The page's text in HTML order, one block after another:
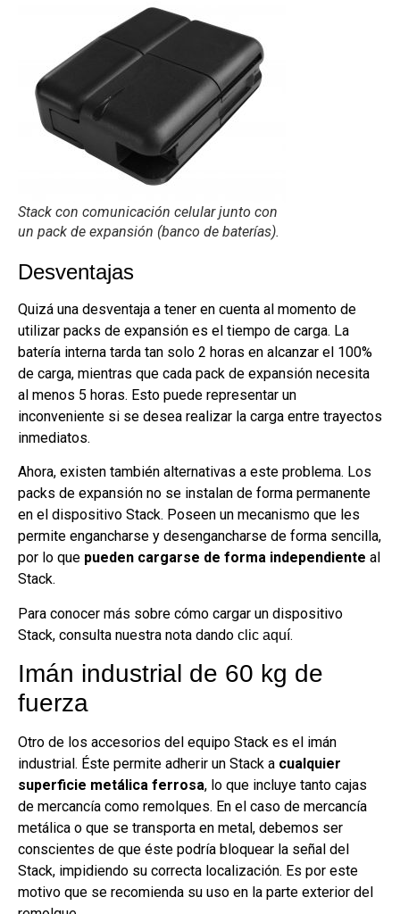
Stack con comunicación celular junto con
un pack de expansión (banco de baterías).
Desventajas
Quizá una desventaja a tener en cuenta al momento de
utilizar packs de expansión es el tiempo de carga. La
batería interna tarda tan solo 2 horas en alcanzar el 100%
de carga, mientras que cada pack de expansión necesita
al menos 5 horas. Esto puede representar un
inconveniente si se desea realizar la carga entre trayectos
inmediatos.
Ahora, existen también alternativas a este problema. Los
packs de expansión no se instalan de forma permanente
en el dispositivo Stack. Poseen un mecanismo que les
permite engancharse y desengancharse de forma sencilla,
por lo que pueden cargarse de forma independiente al
Stack.
Para conocer más sobre cómo cargar un dispositivo
Stack, consulta nuestra nota dando clic aquí.
Imán industrial de 60 kg de
fuerza
Otro de los accesorios del equipo Stack es el imán
industrial. Éste permite adherir un Stack a cualquier
superficie metálica ferrosa, lo que incluye tanto cajas
de mercancía como remolques. En el caso de mercancía
metálica o que se transporta en metal, debemos ser
conscientes de que éste podría bloquear la señal del
Stack, impidiendo su correcta localización. Es por este
motivo que se recomienda su uso en la parte exterior del